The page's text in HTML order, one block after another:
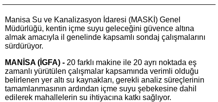
Manisa Su ve Kanalizasyon İdaresi (MASKİ) Genel
Müdürlüğü, kentin içme suyu geleceğini güvence altına
almak amacıyla il genelinde kapsamlı sondaj çalışmalarını
sürdürüyor.
MANİSA (İGFA) - 20 farklı makine ile 20 ayrı noktada eş
zamanlı yürütülen çalışmalar kapsamında verimli olduğu
belirlenen yer altı su kaynakları, gerekli analiz süreçlerinin
tamamlanmasının ardından içme suyu şebekesine dahil
edilerek mahallelerin su ihtiyacına katkı sağlıyor.